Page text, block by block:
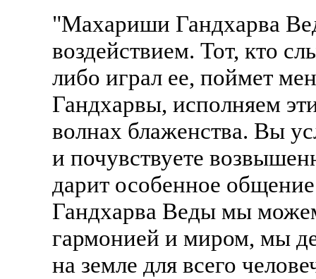
"Махариши Гандхарва
воздействием. Тот, кто
либо играл ее, поймет
Гандхарвы, исполняем
волнах блаженства. Вы
и почувствуете
дарит особенное
Гандхарва Веды мы
гармонией и миром, мы
на земле для всего